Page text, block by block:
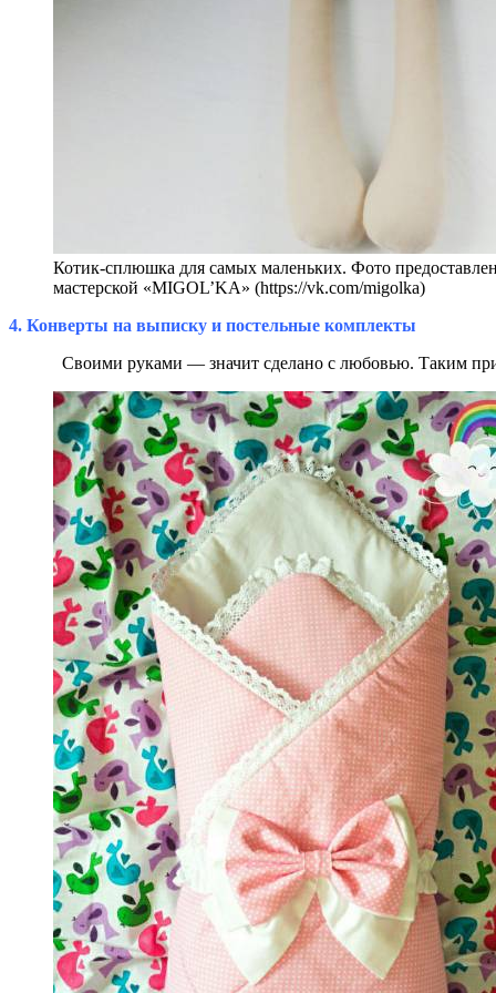
Котик-сплюшка для самых маленьких. Фото
мастерской «MIGOL’KA» (https://vk.com/migolka)
4. Конверты на выписку и постельные комплекты
Своими руками — значит сделано с любовью. Таким